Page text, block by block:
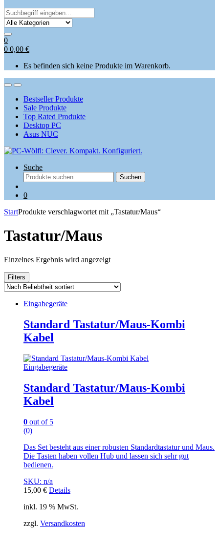
Search
for:
0
0 0,00 €
Es befinden sich keine Produkte im Warenkorb.
OpenClose
Bestseller Produkte
Sale Produkte
Top Rated Produkte
Desktop PC
Asus NUC
Suche
Suchen
nach:
Suchen
0
StartProdukte verschlagwortet mit „Tastatur/Maus“
Tastatur/Maus
Einzelnes Ergebnis wird angezeigt
Filters
Eingabegeräte
Standard Tastatur/Maus-Kombi
Kabel
Eingabegeräte
Standard Tastatur/Maus-Kombi
Kabel
0 out of 5
(0)
Das Set besteht aus einer robusten Standardtastatur und Maus.
Die Tasten haben vollen Hub und lassen sich sehr gut
bedienen.
SKU: n/a
15,00 € Details
inkl. 19 % MwSt.
zzgl. Versandkosten